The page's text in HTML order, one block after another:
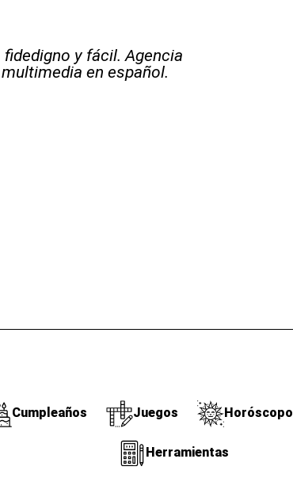
fidedigno y fácil. Agencia
en español.
Cumpleaños Juegos Horóscopo
Herramientas